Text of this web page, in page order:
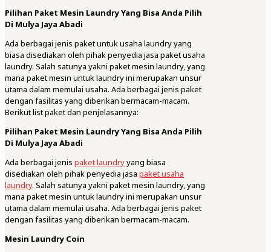
Pilihan Paket Mesin Laundry Yang Bisa Anda Pilih
Di Mulya Jaya Abadi
Ada berbagai jenis paket untuk usaha laundry yang
biasa disediakan oleh pihak penyedia jasa paket usaha
laundry. Salah satunya yakni paket mesin laundry, yang
mana paket mesin untuk laundry ini merupakan unsur
utama dalam memulai usaha. Ada berbagai jenis paket
dengan fasilitas yang diberikan bermacam-macam.
Berikut list paket dan penjelasannya:
Pilihan Paket Mesin Laundry Yang Bisa Anda Pilih
Di Mulya Jaya Abadi
Ada berbagai jenis paket laundryyang biasa
disediakan oleh pihak penyedia jasa paket usaha
laundry. Salah satunya yakni paket mesin laundry, yang
mana paket mesin untuk laundry ini merupakan unsur
utama dalam memulai usaha. Ada berbagai jenis paket
dengan fasilitas yang diberikan bermacam-macam.
Mesin Laundry Coin